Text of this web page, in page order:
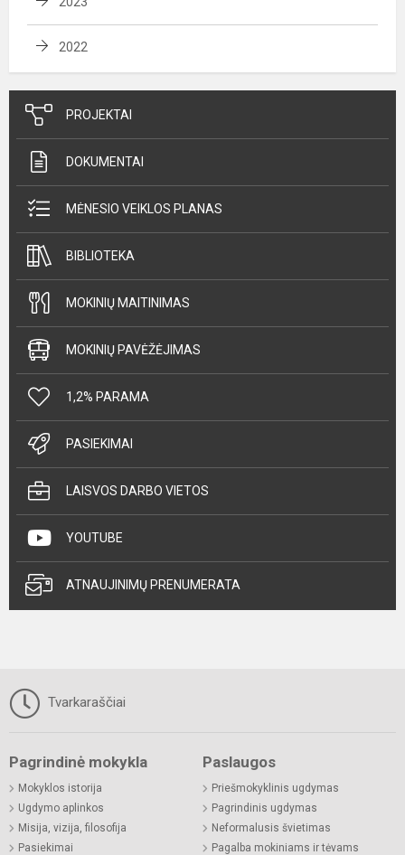
2022
PROJEKTAI
DOKUMENTAI
MĖNESIO VEIKLOS PLANAS
BIBLIOTEKA
MOKINIŲ MAITINIMAS
MOKINIŲ PAVĖŽĖJIMAS
1,2% PARAMA
PASIEKIMAI
LAISVOS DARBO VIETOS
YOUTUBE
ATNAUJINIMŲ PRENUMERATA
Tvarkaraščiai
Pagrindinė mokykla
Mokyklos istorija
Ugdymo aplinkos
Misija, vizija, filosofija
Pasiekimai
Paslaugos
Priešmokyklinis ugdymas
Pagrindinis ugdymas
Neformalusis švietimas
Pagalba mokiniams ir tėvams